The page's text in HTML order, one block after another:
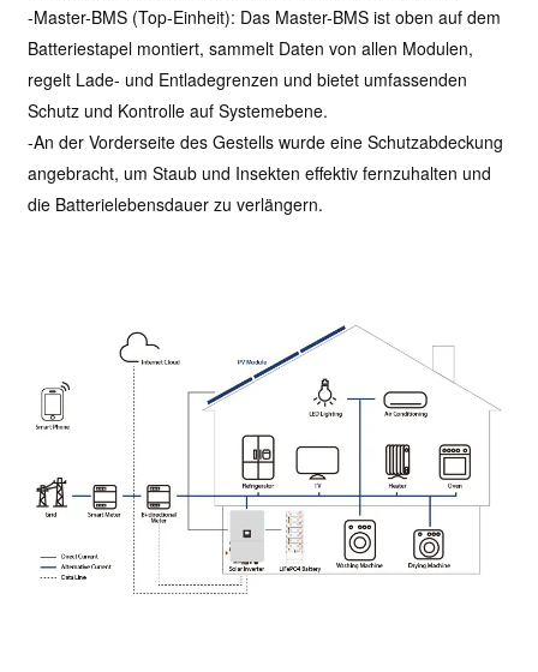
-Master-BMS (Top-Einheit): Das Master-BMS ist oben auf dem
Batteriestapel montiert, sammelt Daten von allen Modulen,
regelt Lade- und Entladegrenzen und bietet umfassenden
Schutz und Kontrolle auf Systemebene.
-An der Vorderseite des Gestells wurde eine Schutzabdeckung
angebracht, um Staub und Insekten effektiv fernzuhalten und
die Batterielebensdauer zu verlängern.